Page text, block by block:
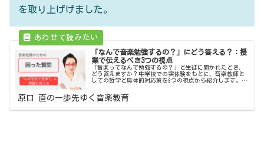
を取り上げげました。
「なんで音楽勉強するの？」にどう答える？：授
業で伝えるべき3つの視点
「音楽ってなんで勉強するの？」と生徒に聞かれたとき、
どう答えますか？中学校での実体験をもとに、音楽教師と
しての哲学と具体的対応策を3つの視点から紹介します。信
原口 直の一歩先ゆく音楽教育